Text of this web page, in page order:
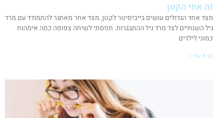
זה אחי הקטן
מצד אחד הגדולים עושים בייביסיטר לקטן, מצד אחר מאתגר להתמודד עם מרד
גיל השנתיים לצד מרד גיל ההתבגרות. תפסתי לשיחה צפופה כמה אימהות
כמוני לילדים
קרא עוד »